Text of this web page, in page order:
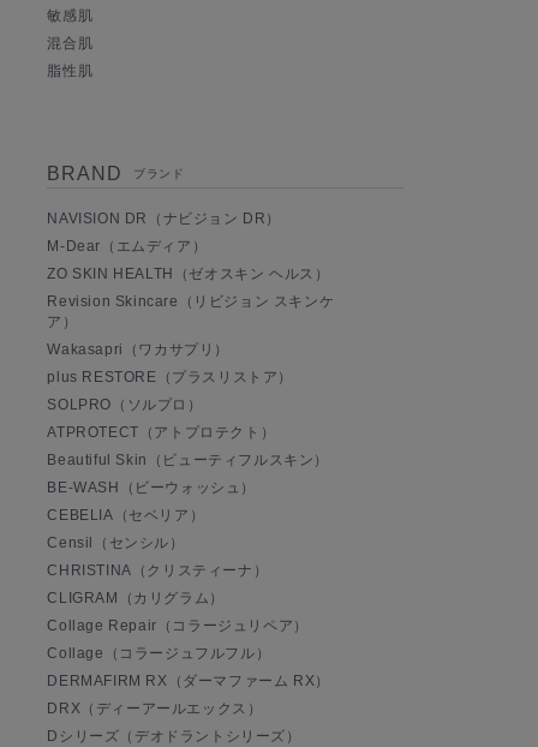
敏感肌
混合肌
脂性肌
BRAND ブランド
NAVISION DR（ナビジョン DR）
M-Dear（エムディア）
ZO SKIN HEALTH（ゼオスキン ヘルス）
Revision Skincare（リビジョン スキンケ
ア）
Wakasapri（ワカサプリ）
plus RESTORE（プラスリストア）
SOLPRO（ソルプロ）
ATPROTECT（アトプロテクト）
Beautiful Skin（ビューティフルスキン）
BE-WASH（ビーウォッシュ）
CEBELIA（セベリア）
Censil（センシル）
CHRISTINA（クリスティーナ）
CLIGRAM（カリグラム）
Collage Repair（コラージュリペア）
Collage（コラージュフルフル）
DERMAFIRM RX（ダーマファーム RX）
DRX（ディーアールエックス）
Dシリーズ（デオドラントシリーズ）